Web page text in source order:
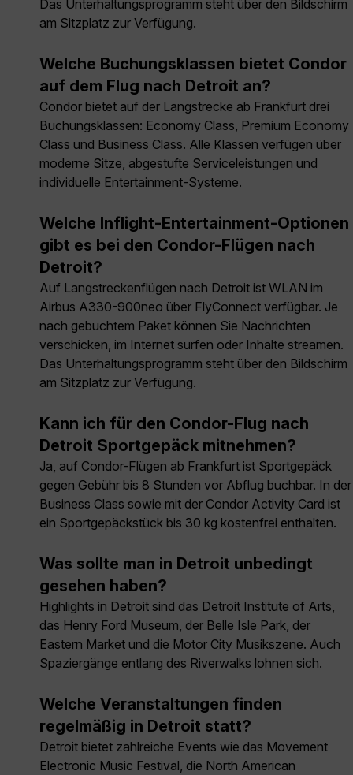
Das Unterhaltungsprogramm steht über den Bildschirm
am Sitzplatz zur Verfügung.
Welche Buchungsklassen bietet Condor
auf dem Flug nach Detroit an?
Condor bietet auf der Langstrecke ab Frankfurt drei
Buchungsklassen: Economy Class, Premium Economy
Class und Business Class. Alle Klassen verfügen über
moderne Sitze, abgestufte Serviceleistungen und
individuelle Entertainment-Systeme.
Welche Inflight-Entertainment-Optionen
gibt es bei den Condor-Flügen nach
Detroit?
Auf Langstreckenflügen nach Detroit ist WLAN im
Airbus A330-900neo über FlyConnect verfügbar. Je
nach gebuchtem Paket können Sie Nachrichten
verschicken, im Internet surfen oder Inhalte streamen.
Das Unterhaltungsprogramm steht über den Bildschirm
am Sitzplatz zur Verfügung.
Kann ich für den Condor-Flug nach
Detroit Sportgepäck mitnehmen?
Ja, auf Condor-Flügen ab Frankfurt ist Sportgepäck
gegen Gebühr bis 8 Stunden vor Abflug buchbar. In der
Business Class sowie mit der Condor Activity Card ist
ein Sportgepäckstück bis 30 kg kostenfrei enthalten.
Was sollte man in Detroit unbedingt
gesehen haben?
Highlights in Detroit sind das Detroit Institute of Arts,
das Henry Ford Museum, der Belle Isle Park, der
Eastern Market und die Motor City Musikszene. Auch
Spaziergänge entlang des Riverwalks lohnen sich.
Welche Veranstaltungen finden
regelmäßig in Detroit statt?
Detroit bietet zahlreiche Events wie das Movement
Electronic Music Festival, die North American